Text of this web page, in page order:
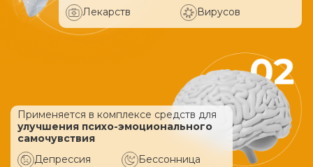
Лекарств
Вирусов
Применяется в комплексе средств для
улучшения психо-эмоционального
самочувствия
Депрессия
Бессонница